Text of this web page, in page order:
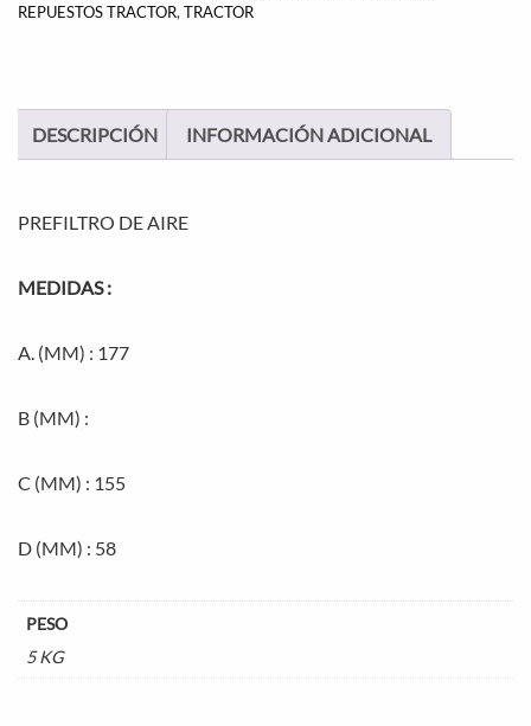
REPUESTOS TRACTOR,TRACTOR
DESCRIPCIÓN INFORMACIÓN ADICIONAL
PREFILTRO DE AIRE
MEDIDAS :
A. (MM) : 177
B (MM) :
C (MM) : 155
D (MM) : 58
PESO
5 KG